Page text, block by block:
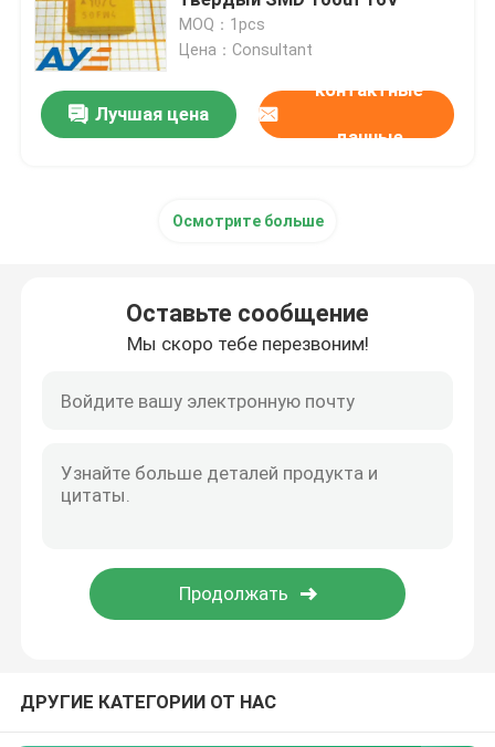
Транзистор диода IC
Держатель батареи кнопки
Резистор обломока Smd
Кварцевый осциллятор SMD
Светоэлектрический прибор
транзистор двухполярного соединения
MOQ：1pcs
Цена：Consultant
Лучшая цена
контактные
данные
Осмотрите больше
Оставьте сообщение
Мы скоро тебе перезвоним!
ДРУГИЕ КАТЕГОРИИ ОТ НАС